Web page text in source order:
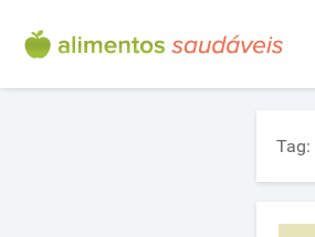
Tag: